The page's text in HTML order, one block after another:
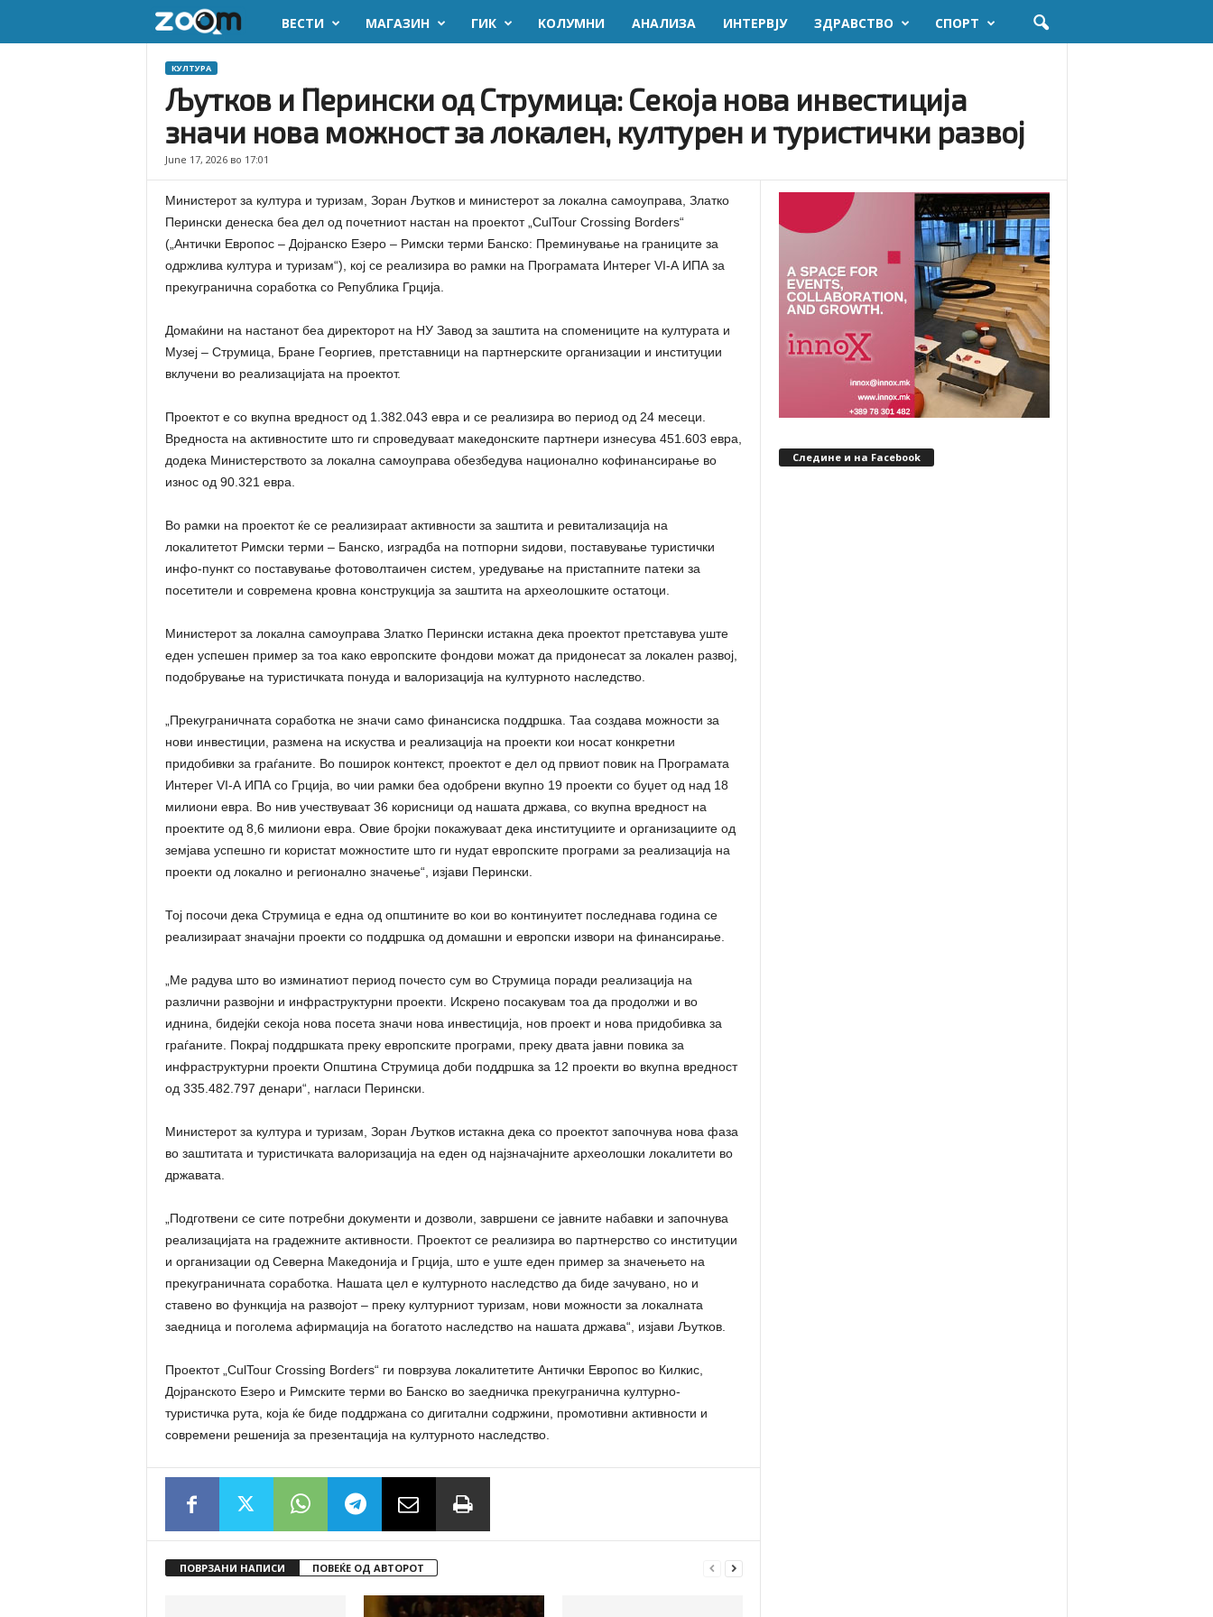
o
m
.
m
k
ВЕСТИ МАГАЗИН ГИК KОЛУМНИ AНАЛИЗА ИНТЕРВЈУ ЗДРАВСТВО СПОРТ
КУЛТУРА
Љутков и Перински од Струмица: Секоја нова инвестиција
значи нова можност за локален, културен и туристички развој
June 17, 2026 во 17:01
Министерот за култура и туризам, Зоран Љутков и министерот за локална самоуправа, Златко
Перински денеска беа дел од почетниот настан на проектот „CulTour Crossing Borders“
(„Антички Европос – Дојранско Езеро – Римски терми Банско: Преминување на границите за
одржлива култура и туризам“), кој се реализира во рамки на Програмата Интерег VI-А ИПА за
прекугранична соработка со Република Грција.
Домаќини на настанот беа директорот на НУ Завод за заштита на спомениците на културата и
Музеј – Струмица, Бране Георгиев, претставници на партнерските организации и институции
вклучени во реализацијата на проектот.
Проектот е со вкупна вредност од 1.382.043 евра и се реализира во период од 24 месеци.
Вредноста на активностите што ги спроведуваат македонските партнери изнесува 451.603 евра,
додека Министерството за локална самоуправа обезбедува национално кофинансирање во
износ од 90.321 евра.
Во рамки на проектот ќе се реализираат активности за заштита и ревитализација на
локалитетот Римски терми – Банско, изградба на потпорни ѕидови, поставување туристички
инфо-пункт со поставување фотоволтаичен систем, уредување на пристапните патеки за
посетители и современа кровна конструкција за заштита на археолошките остатоци.
Министерот за локална самоуправа Златко Перински истакна дека проектот претставува уште
еден успешен пример за тоа како европските фондови можат да придонесат за локален развој,
подобрување на туристичката понуда и валоризација на културното наследство.
„Прекуграничната соработка не значи само финансиска поддршка. Таа создава можности за
нови инвестиции, размена на искуства и реализација на проекти кои носат конкретни
придобивки за граѓаните. Во поширок контекст, проектот е дел од првиот повик на Програмата
Интерег VI-А ИПА со Грција, во чии рамки беа одобрени вкупно 19 проекти со буџет од над 18
милиони евра. Во нив учествуваат 36 корисници од нашата држава, со вкупна вредност на
проектите од 8,6 милиони евра. Овие бројки покажуваат дека институциите и организациите од
земјава успешно ги користат можностите што ги нудат европските програми за реализација на
проекти од локално и регионално значење“, изјави Перински.
Тој посочи дека Струмица е една од општините во кои во континуитет последнава година се
реализираат значајни проекти со поддршка од домашни и европски извори на финансирање.
„Ме радува што во изминатиот период почесто сум во Струмица поради реализација на
различни развојни и инфраструктурни проекти. Искрено посакувам тоа да продолжи и во
иднина, бидејќи секоја нова посета значи нова инвестиција, нов проект и нова придобивка за
граѓаните. Покрај поддршката преку европските програми, преку двата јавни повика за
инфраструктурни проекти Општина Струмица доби поддршка за 12 проекти во вкупна вредност
од 335.482.797 денари“, нагласи Перински.
Министерот за култура и туризам, Зоран Љутков истакна дека со проектот започнува нова фаза
во заштитата и туристичката валоризација на еден од најзначајните археолошки локалитети во
државата.
„Подготвени се сите потребни документи и дозволи, завршени се јавните набавки и започнува
реализацијата на градежните активности. Проектот се реализира во партнерство со институции
и организации од Северна Македонија и Грција, што е уште еден пример за значењето на
прекуграничната соработка. Нашата цел е културното наследство да биде зачувано, но и
ставено во функција на развојот – преку културниот туризам, нови можности за локалната
заедница и поголема афирмација на богатото наследство на нашата држава“, изјави Љутков.
Проектот „CulTour Crossing Borders“ ги поврзува локалитетите Антички Европос во Килкис,
Дојранското Езеро и Римските терми во Банско во заедничка прекугранична културно-
туристичка рута, која ќе биде поддржана со дигитални содржини, промотивни активности и
современи решенија за презентација на културното наследство.
ПОВРЗАНИ НАПИСИ ПОВЕЌЕ ОД АВТОРОТ
Следине и на Facebook